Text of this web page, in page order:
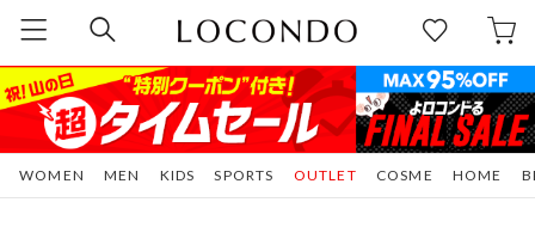
WOMEN MEN KIDS SPORTS COSME HOME
OUTLET